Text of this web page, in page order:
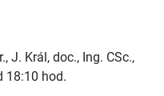
J. Král, doc., Ing. CSc.,
18:10 hod.